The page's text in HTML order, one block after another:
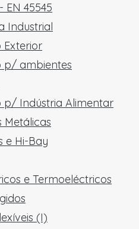
EN 45545
Industrial
Exterior
p/ ambientes
p/ Indústria Alimentar
Metálicas
e Hi-Bay
e Termoeléctricos
(I)